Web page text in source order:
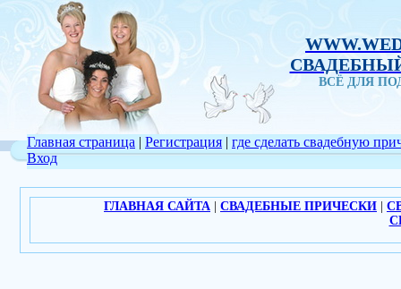
ВСЁ ДЛЯ
Главная страница | Регистрация |
Вход
где сделать свадебную
ГЛАВНАЯ САЙТА СВАДЕБНЫЕ ПРИЧЕСКИ